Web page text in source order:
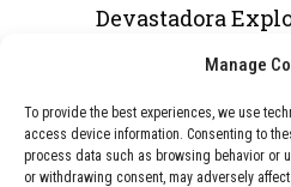
Manage
To provide the best experiences, we use
access device information. Consenting to
process data such as browsing behavior or
or withdrawing consent, may adversely
Devastadora
Menos Dos
DEAL OF THE MONTH